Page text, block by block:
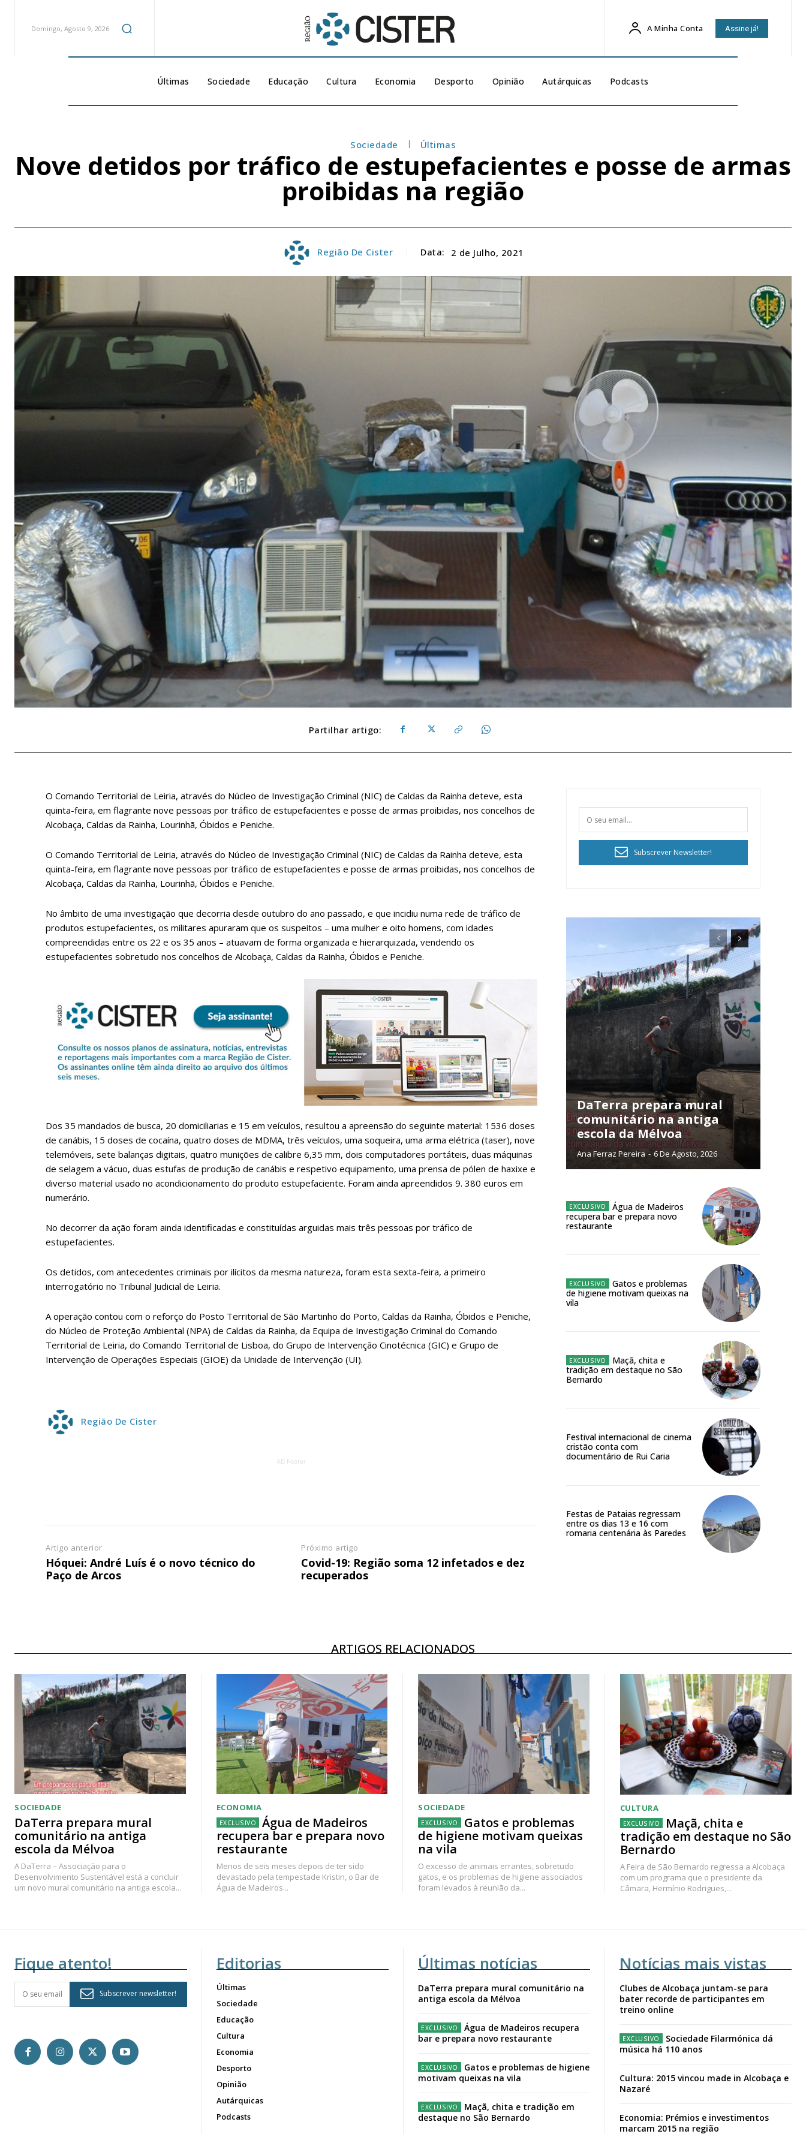
Planos de Assinatura
Faça-se assinante do Região de Cister e ajude-nos a manter este serviço público!
Sendo assinante terá acesso a todos os conteúdos exclusivos e versões digitais.
Escolha o plano de assinatura desejado:
ASSINATURA
IMPRESSA
32€
12 meses
Acesso ao conteúdo online
Ofertas para assinatura anual
Escolha o plano
ASSINATURA
DIGITAL ANUAL
16
12 meses
Acesso aos conteúdos Exclusivos para
assinantes
Domingo, Agosto 9, 2026 A Minha Conta Assine já!
Últimas Sociedade Educação Cultura Economia Desporto Opinião Autárquicas Podcasts
Sociedade Últimas
Nove detidos por tráfico de estupefacientes e posse de armas
proibidas na região
Região De Cister Data: 2 de Julho, 2021
Partilhar artigo:
O Comando Territorial de Leiria, através do Núcleo de Investigação Criminal (NIC) de Caldas da Rainha deteve, esta
quinta-feira, em flagrante nove pessoas por tráfico de estupefacientes e posse de armas proibidas, nos concelhos de
Alcobaça, Caldas da Rainha, Lourinhã, Óbidos e Peniche.
O Comando Territorial de Leiria, através do Núcleo de Investigação Criminal (NIC) de Caldas da Rainha deteve, esta
quinta-feira, em flagrante nove pessoas por tráfico de estupefacientes e posse de armas proibidas, nos concelhos de
Alcobaça, Caldas da Rainha, Lourinhã, Óbidos e Peniche.
No âmbito de uma investigação que decorria desde outubro do ano passado, e que incidiu numa rede de tráfico de
produtos estupefacientes, os militares apuraram que os suspeitos – uma mulher e oito homens, com idades
compreendidas entre os 22 e os 35 anos – atuavam de forma organizada e hierarquizada, vendendo os
estupefacientes sobretudo nos concelhos de Alcobaça, Caldas da Rainha, Óbidos e Peniche.
Dos 35 mandados de busca, 20 domiciliarias e 15 em veículos, resultou a apreensão do seguinte material: 1536 doses
de canábis, 15 doses de cocaína, quatro doses de MDMA, três veículos, uma soqueira, uma arma elétrica (taser), nove
telemóveis, sete balanças digitais, quatro munições de calibre 6,35 mm, dois computadores portáteis, duas máquinas
de selagem a vácuo, duas estufas de produção de canábis e respetivo equipamento, uma prensa de pólen de haxixe e
diverso material usado no acondicionamento do produto estupefaciente. Foram ainda apreendidos 9. 380 euros em
numerário.
No decorrer da ação foram ainda identificadas e constituídas arguidas mais três pessoas por tráfico de
estupefacientes.
Os detidos, com antecedentes criminais por ilícitos da mesma natureza, foram esta sexta-feira, a primeiro
interrogatório no Tribunal Judicial de Leiria.
A operação contou com o reforço do Posto Territorial de São Martinho do Porto, Caldas da Rainha, Óbidos e Peniche,
do Núcleo de Proteção Ambiental (NPA) de Caldas da Rainha, da Equipa de Investigação Criminal do Comando
Territorial de Leiria, do Comando Territorial de Lisboa, do Grupo de Intervenção Cinotécnica (GIC) e Grupo de
Intervenção de Operações Especiais (GIOE) da Unidade de Intervenção (UI).
Região De Cister
AD Footer
Artigo anterior
Hóquei: André Luís é o novo técnico do
Paço de Arcos
Próximo artigo
Covid-19: Região soma 12 infetados e dez
recuperados
Subscrever Newsletter!
DaTerra prepara mural
comunitário na antiga
escola da Mélvoa
Ana Ferraz Pereira - 6 De Agosto, 2026
Água de Madeiros
recupera bar e prepara novo
restaurante
Gatos e problemas
de higiene motivam queixas na
vila
Maçã, chita e
tradição em destaque no São
Bernardo
Festival internacional de cinema
cristão conta com
documentário de Rui Caria
Festas de Pataias regressam
entre os dias 13 e 16 com
romaria centenária às Paredes
ARTIGOS RELACIONADOS
SOCIEDADE
DaTerra prepara mural
comunitário na antiga
escola da Mélvoa
A DaTerra – Associação para o
Desenvolvimento Sustentável está a concluir
um novo mural comunitário na antiga escola...
ECONOMIA
Água de Madeiros
recupera bar e prepara novo
restaurante
Menos de seis meses depois de ter sido
devastado pela tempestade Kristin, o Bar de
Água de Madeiros...
SOCIEDADE
Gatos e problemas
de higiene motivam queixas
na vila
O excesso de animais errantes, sobretudo
gatos, e os problemas de higiene associados
foram levados à reunião da...
CULTURA
Maçã, chita e
tradição em destaque no São
Bernardo
A Feira de São Bernardo regressa a Alcobaça
com um programa que o presidente da
Câmara, Hermínio Rodrigues,...
Fique atento!
Subscrever newsletter!
Editorias
Últimas
Sociedade
Educação
Cultura
Economia
Desporto
Opinião
Autárquicas
Podcasts
Últimas notícias
DaTerra prepara mural comunitário na
antiga escola da Mélvoa
Água de Madeiros recupera
bar e prepara novo restaurante
Gatos e problemas de higiene
motivam queixas na vila
Maçã, chita e tradição em
destaque no São Bernardo
Notícias mais vistas
Clubes de Alcobaça juntam-se para
bater recorde de participantes em
treino online
Sociedade Filarmónica dá
música há 110 anos
Cultura: 2015 vincou made in Alcobaça e
Nazaré
Economia: Prémios e investimentos
marcam 2015 na região